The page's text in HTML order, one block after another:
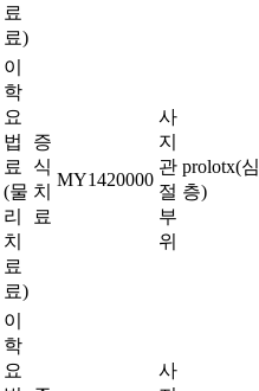
료
료)
이
학
요
법
료
(물
리
치
료
료)
증
식
치
료
MY1420000
사
지
관
절
부
위
prolotx(심
층)
이
학
요
사